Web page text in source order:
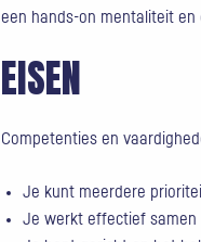
een hands-on mentaliteit
EISEN
Competenties en
Je kunt meerdere
Je werkt effectief samen